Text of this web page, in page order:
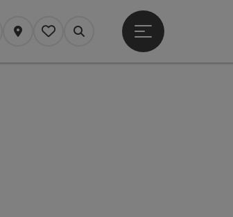
Blog
KaartMijn notitieblok
Zoek op
Startmenu openen